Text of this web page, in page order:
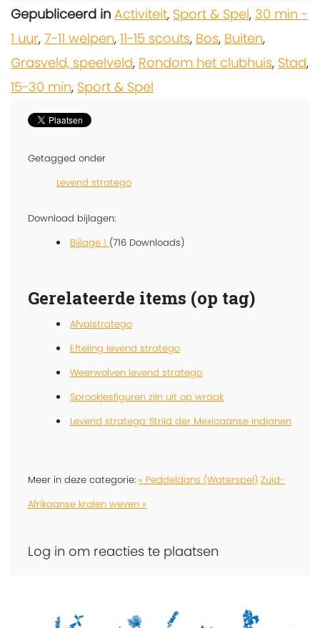
Gepubliceerd in Activiteit, Sport & Spel, 30 min -
1 uur, 7-11 welpen, 11-15 scouts, Bos, Buiten,
Grasveld, speelveld, Rondom het clubhuis, Stad,
15-30 min, Sport & Spel
Getagged onder
Levend stratego
Download bijlagen:
Bijlage 1 (716 Downloads)
Gerelateerde items (op tag)
Afvalstratego
Efteling levend stratego
Weerwolven levend stratego
Sprookjesfiguren zijn uit op wraak
Levend stratego: Strijd der Mexicaanse indianen
Meer in deze categorie: « Peddeldans (Waterspel) Zuid-
Afrikaanse kralen weven »
Log in om reacties te plaatsen